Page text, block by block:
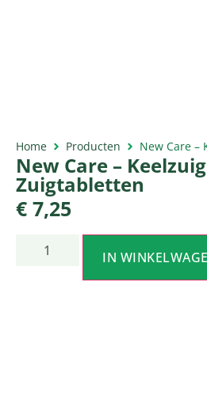
Home Producten New Care –
New Care –
Zuigtabletten
€ 7,25
IN